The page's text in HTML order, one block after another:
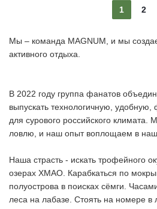
1 2
Мы – команда MAGNUM, и мы
активного отдыха.
В 2022 году группа фанатов
выпускать технологичную,
для сурового российского
ловлю, и наш опыт воплощаем в
Наша страсть - искать трофейного
озерах ХМАО. Карабкаться по
полуострова в поисках сёмги.
леса на лабазе. Стоять на номере в